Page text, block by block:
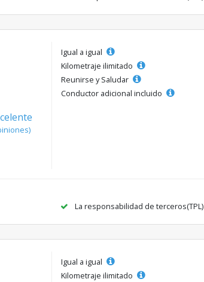
Igual a igual
Kilometraje ilimitado
Reunirse y Saludar
Conductor adicional incluido
La responsabilidad de terceros(TPL)
Igual a igual
Kilometraje ilimitado